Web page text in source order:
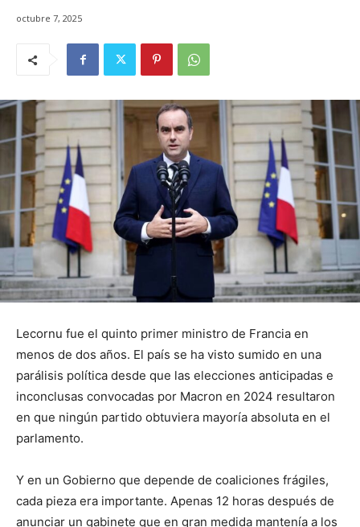
octubre 7, 2025
Lecornu fue el quinto primer ministro de Francia en
menos de dos años. El país se ha visto sumido en una
parálisis política desde que las elecciones anticipadas e
inconclusas convocadas por Macron en 2024 resultaron
en que ningún partido obtuviera mayoría absoluta en el
parlamento.
Y en un Gobierno que depende de coaliciones frágiles,
cada pieza era importante. Apenas 12 horas después de
anunciar un gabinete que en gran medida mantenía a los